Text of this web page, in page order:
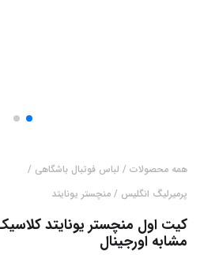
همه محصولات / لباس فوتبال باشگاهی /
پرمیرلیگ انگلیس / منچستر یونایتد
مشابه اورجینال